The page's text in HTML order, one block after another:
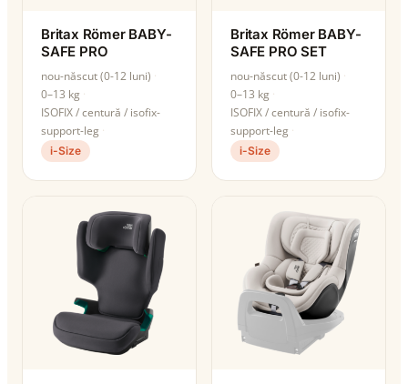
Britax Römer BABY-
SAFE PRO
nou-născut (0-12 luni)
0–13 kg
ISOFIX / centură / isofix-
support-leg
i-Size
Britax Römer BABY-
SAFE PRO SET
nou-născut (0-12 luni)
0–13 kg
ISOFIX / centură / isofix-
support-leg
i-Size